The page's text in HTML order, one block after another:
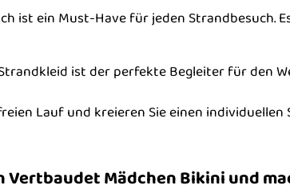
ist ein Must-Have für jeden Strandbesuch.
ist der perfekte Begleiter für den
Lauf und kreieren Sie einen
Mädchen Bikini und